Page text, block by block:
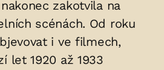
zakotvila na
scénách. Od roku
i ve filmech,
let 1920 až 1933